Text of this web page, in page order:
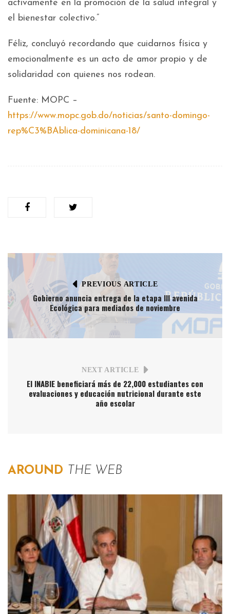
activamente en la promoción de la salud integral y
el bienestar colectivo.”
Féliz, concluyó recordando que cuidarnos física y
emocionalmente es un acto de amor propio y de
solidaridad con quienes nos rodean.
Fuente: MOPC –
https://www.mopc.gob.do/noticias/santo-domingo-
rep%C3%BAblica-dominicana-18/
PREVIOUS ARTICLE
Gobierno anuncia entrega de la etapa III avenida
Ecológica para mediados de noviembre
NEXT ARTICLE
El INABIE beneficiará más de 22,000 estudiantes con
evaluaciones y educación nutricional durante este
año escolar
AROUND THE WEB